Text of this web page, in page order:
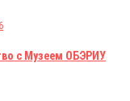
с Музеем ОБЭРИУ